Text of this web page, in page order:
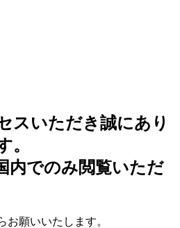
スいただき誠にあり
。
内でのみ閲覧いただ
お願いいたします。